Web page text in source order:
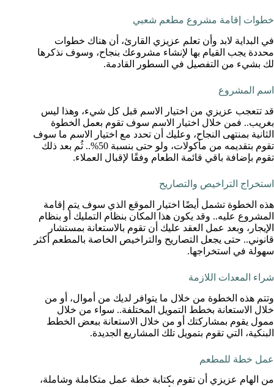
خطوات إقامة مشروع مطعم شعبي
في البداية لابد وأن تعلم عزيزي القارئ، أن هناك خطوات
محددة يجب القيام بها لإنشاء مشروعك بنجاح، وسوف نذكرها
لك بشيء من التفصيل في السطور القادمة.
اسم المشروع
قد تتعجب عزيزي من اختيار الاسم قبل كل شيء، وهذا ليس
بغريب.. فمن خلال اختيار الاسم سوف تقوم بعمل الخطوة
الثانية بمنتهى النجاح، وعليك أن تحدد مع اختيار الاسم ما سوف
تقوم بتقديمه من مأكولات، ولو حتى بنسبة 50%.. ثُم بعد ذلك
تقوم بإضافة باقي قائمة الطعام وفقًا لإقبال العملاء.
استخراج التراخيص والتصاريح
هذه الخطوة تشمل أيضًا اختيار الموقع الذي سوف يتم إقامة
المشروع عليه.. وقد يكون هذا المكان بنظام التمليك أو بنظام
الإيجار، وبعد عمل العقد عليك أن تقوم بالاستعانة بمستشار
قانوني.. حتى يجعل التصاريح والتراخيص الخاصة بالمطعم أكثر
سهولة في استخراجها.
شراء المعدات اللازمة
وتتم هذه الخطوة من خلال ما يتوافر لديك من أموال، أو من
خلال الاستعانة بخطط التمويل المختلفة.. سواء من خلال
ممول يقوم بمشاركتك أو من خلال الاستعانة ببعض الخطط
البنكية، التي تقوم بتمويل تلك المشاريع الجديدة.
عمل خطة للمطعم
من الهام عزيزي أن تقوم بكتابة خطة عمل متكاملة وشاملة،